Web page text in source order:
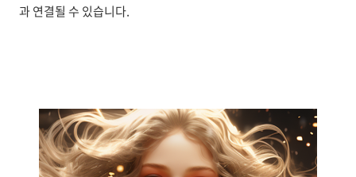
과 연결될 수 있습니다.